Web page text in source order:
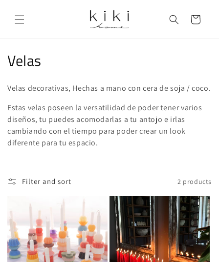
content
Cart
C
l
l
e
t
o
n
:
Velas
Velas decorativas, Hechas a mano con cera de soja / coco.
Estas velas poseen la versatilidad de poder tener varios
diseños, tu puedes acomodarlas a tu antojo e irlas
cambiando con el tiempo para poder crear un look
diferente para tu espacio.
Filter and sort 2 products